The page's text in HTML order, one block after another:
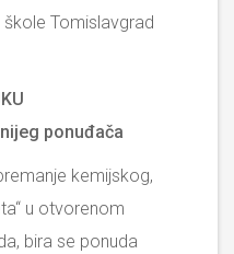
Tomislavgrad
ponuđača
kemijskog,
u otvorenom
bira se ponuda